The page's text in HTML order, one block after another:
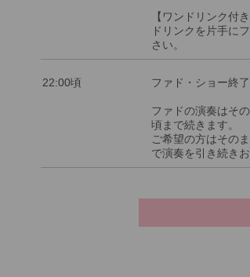
【ワンドリンク付
ドリンクを片手に
さい。
22:00頃 ファド・ショー終
ファドの演奏はそ
頃まで続きます。
ご希望の方はその
で演奏を引き続き